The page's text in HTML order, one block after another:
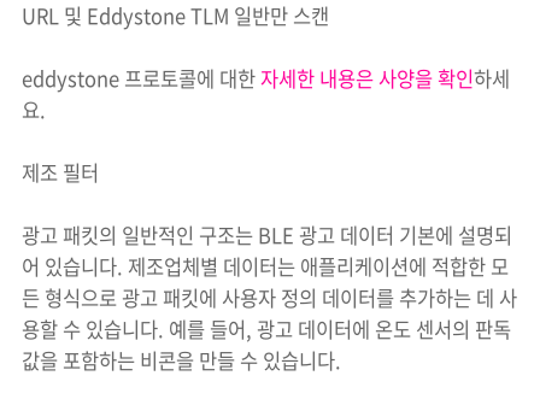
URL 및 Eddystone TLM 일반만 스캔
eddystone 프로토콜에 대한자세한 내용은 사양을 확인하세
요.
제조 필터
광고 패킷의 일반적인 구조는 BLE 광고 데이터 기본에 설명되
어 있습니다. 제조업체별 데이터는 애플리케이션에 적합한 모
든 형식으로 광고 패킷에 사용자 정의 데이터를 추가하는 데 사
용할 수 있습니다. 예를 들어, 광고 데이터에 온도 센서의 판독
값을 포함하는 비콘을 만들 수 있습니다.